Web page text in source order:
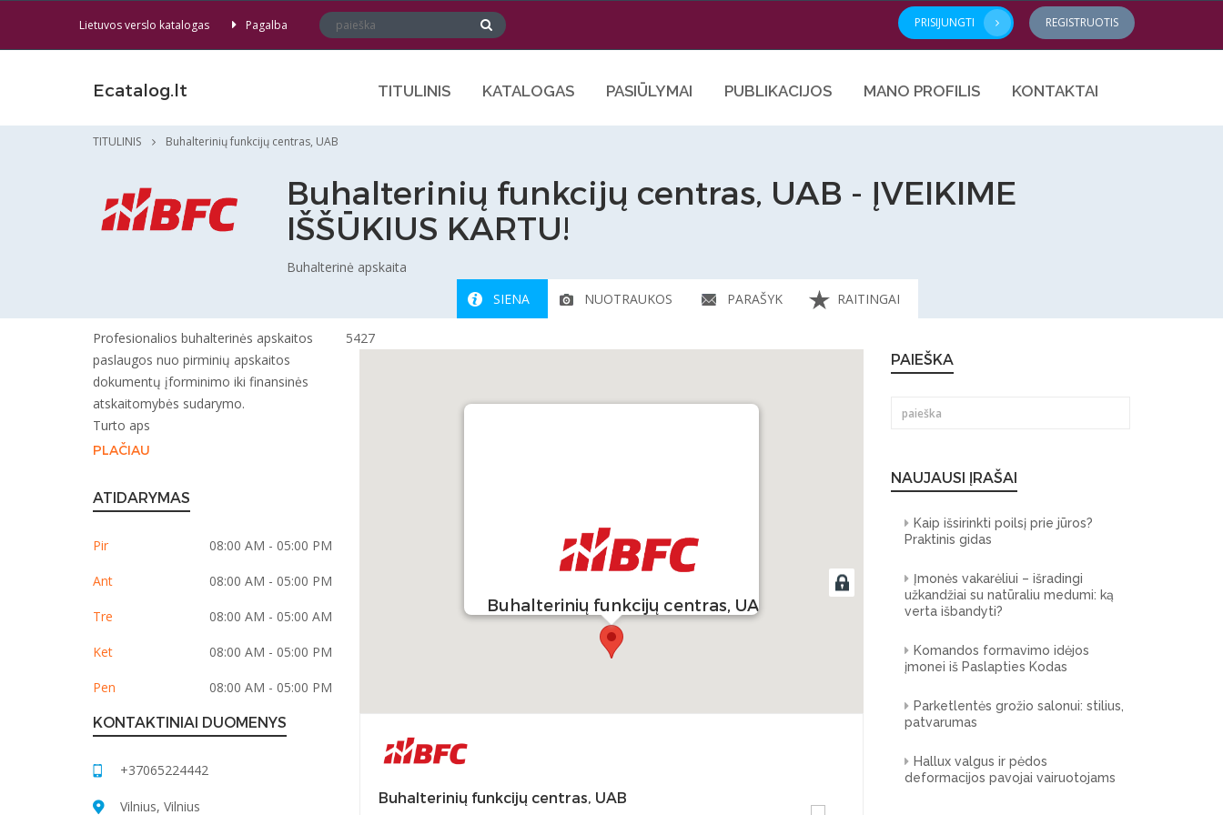
Lietuvos verslo katalogas Pagalba PRISIJUNGTI REGISTRUOTIS
Ecatalog.lt TITULINIS KATALOGAS PASIŪLYMAI PUBLIKACIJOS MANO PROFILIS KONTAKTAI
TITULINIS Buhalterinių funkcijų centras, UAB
Buhalterinių funkcijų centras, UAB - ĮVEIKIME
IŠŠŪKIUS KARTU!
Buhalterinė apskaita
SIENA
NUOTRAUKOS PARAŠYK RAITINGAI
5427
Profesionalios buhalterinės apskaitos
paslaugos nuo pirminių apskaitos
dokumentų įforminimo iki finansinės
atskaitomybės sudarymo.
Turto aps
PLAČIAU
ATIDARYMAS
Pir 08:00 AM - 05:00 PM
Ant 08:00 AM - 05:00 PM
Tre 08:00 AM - 05:00 AM
Ket 08:00 AM - 05:00 PM
Pen 08:00 AM - 05:00 PM
KONTAKTINIAI DUOMENYS
+37065224442
Vilnius, Vilnius
Buhalterinių funkcijų centras, UAB
Buhalterinių funkcijų centras, UAB
PAIEŠKA
NAUJAUSI ĮRAŠAI
Kaip išsirinkti poilsį prie jūros?
Praktinis gidas
Įmonės vakarėliui – išradingi
užkandžiai su natūraliu medumi: ką
verta išbandyti?
Komandos formavimo idėjos
įmonei iš Paslapties Kodas
Parketlentės grožio salonui: stilius,
patvarumas
Hallux valgus ir pėdos
deformacijos pavojai vairuotojams